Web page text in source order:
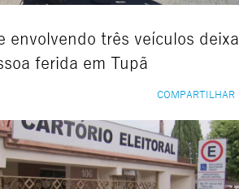
envolvendo três veículos deixa
ferida em Tupã
COMPARTILHAR